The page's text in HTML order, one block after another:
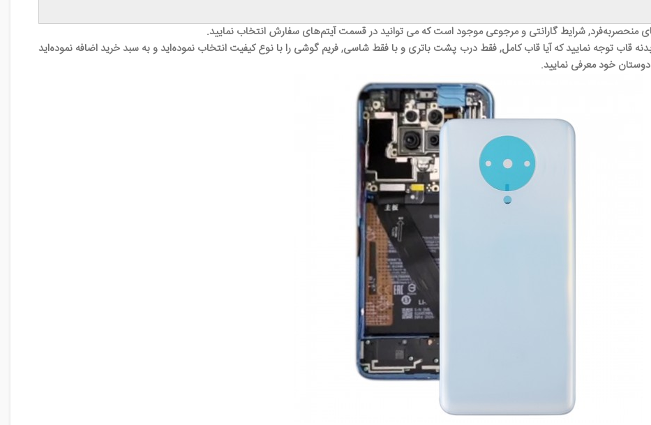
منحصر‌به‌فرد, شرایط گارانتی و مرجوعی موجود است که می توانید در قسمت آیتم‌های سفارش انتخاب نمایید.
قاب توجه نمایید که آیا قاب کامل, فقط درب پشت باتری و با فقط شاسی, فریم گوشی را با نوع کیفیت انتخاب نموده‌اید و به سبد خرید اضافه نموده‌اید
خود معرفی نمایید.